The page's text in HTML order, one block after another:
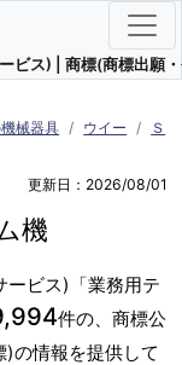
ビス) | 商標(商標出願
械器具 ウイー
Ｓ
更新日：2026/08/01
機
ービス)「業務用テ
件の、商標公
の情報を提供して